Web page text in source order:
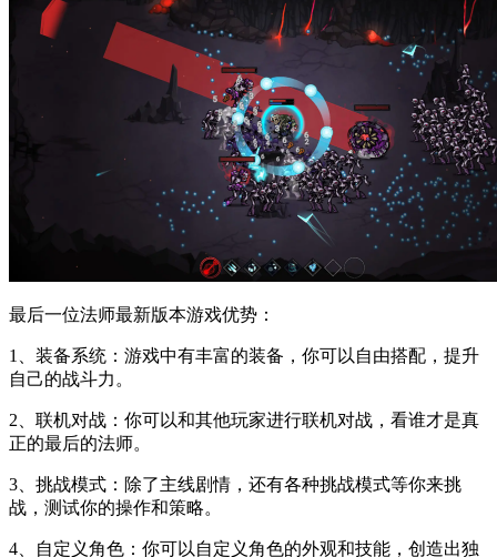
最后一位法师最新版本游戏优势：
1、装备系统：游戏中有丰富的装备，你可以自由搭配，提升
自己的战斗力。
2、联机对战：你可以和其他玩家进行联机对战，看谁才是真
正的最后的法师。
3、挑战模式：除了主线剧情，还有各种挑战模式等你来挑
战，测试你的操作和策略。
4、自定义角色：你可以自定义角色的外观和技能，创造出独